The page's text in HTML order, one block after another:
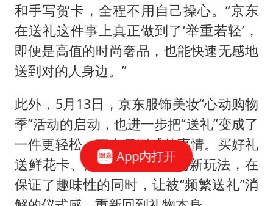
和手写贺卡，全程不用自己操心。“京东
在送礼这件事上真正做到了‘举重若轻’，
即便是高值的时尚奢品，也能快速无感地
送到对的人身边。”
此外，5月13日，京东服饰美妆“心动购物
季”活动的启动，也进一步把“送礼”变成了
一件更轻松、更有氛围感的事情。买好礼
送鲜花卡、加1元送黄金等创新玩法，在
保证了趣味性的同时，让被“频繁送礼”消
App内打开